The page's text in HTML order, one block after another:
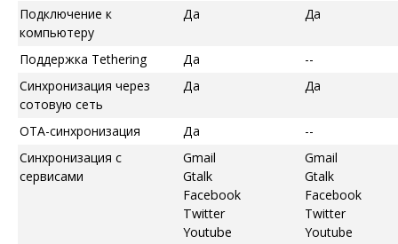
Подключение к
компьютеру
Да Да
Поддержка Tethering Да
--
Синхронизация через
сотовую сеть
Да Да
OTA-синхронизация Да
--
Синхронизация с
сервисами
Gmail
Gtalk
Facebook
Twitter
Youtube
Gmail
Gtalk
Facebook
Twitter
Youtube